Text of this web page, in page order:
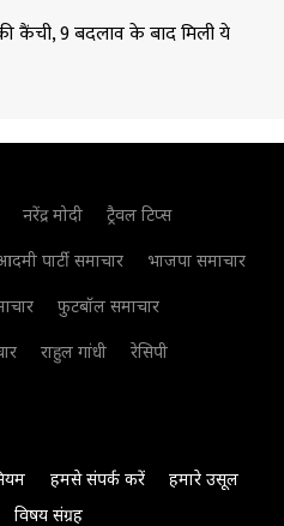
कैंची, 9 बदलाव के बाद मिली ये
नरेंद्र मोदी
ट्रैवल टिप्स
पार्टी समाचार
भाजपा समाचार
फुटबॉल समाचार
राहुल गांधी
रेसिपी
हमसे संपर्क करें
हमारे उसूल
विषय संग्रह